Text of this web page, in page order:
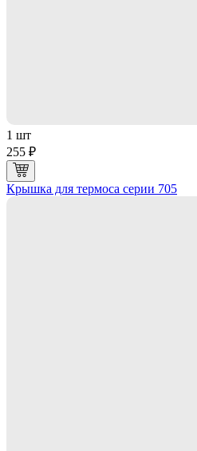
1 шт
255 ₽
Крышка для термоса серии 705